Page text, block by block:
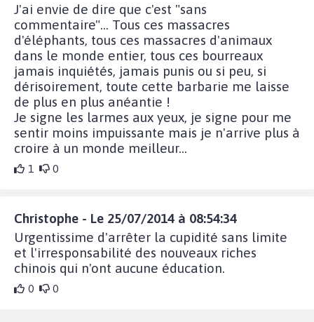
J'ai envie de dire que c'est "sans
commentaire"... Tous ces massacres
d'éléphants, tous ces massacres d'animaux
dans le monde entier, tous ces bourreaux
jamais inquiétés, jamais punis ou si peu, si
dérisoirement, toute cette barbarie me laisse
de plus en plus anéantie !
Je signe les larmes aux yeux, je signe pour me
sentir moins impuissante mais je n'arrive plus à
croire à un monde meilleur...
1 0
Christophe - Le 25/07/2014 à 08:54:34
Urgentissime d'arrêter la cupidité sans limite
et l'irresponsabilité des nouveaux riches
chinois qui n'ont aucune éducation.
0 0